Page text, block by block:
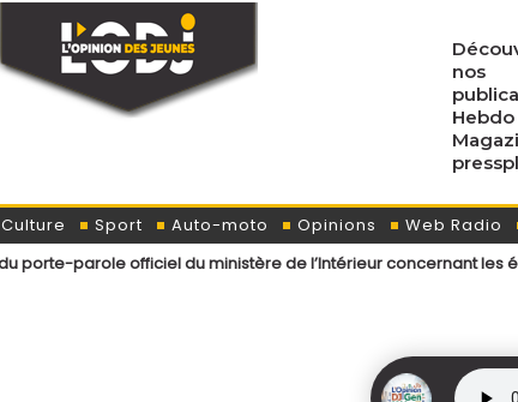
nos
Hebdo
Culture Sport Auto-moto Opinions Web Radio
du ministère de l’Intérieur concernant les événements